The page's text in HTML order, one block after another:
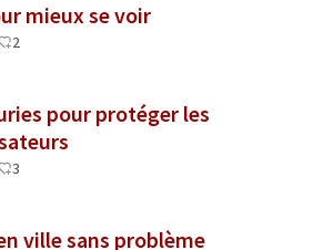
mieux se voir
2
pour protéger les
3
ville sans problème